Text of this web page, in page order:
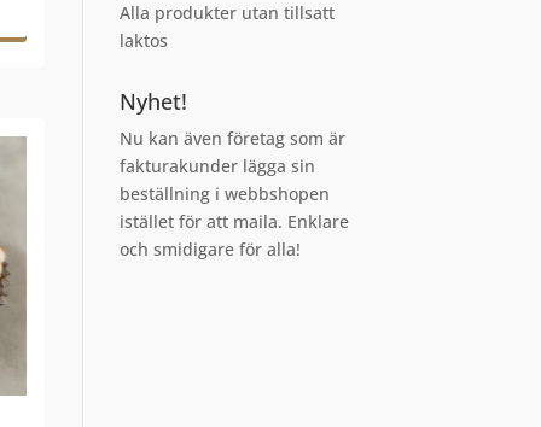
Alla produkter utan tillsatt
laktos
Nyhet!
Nu kan även företag som är
fakturakunder lägga sin
beställning i webbshopen
istället för att maila. Enklare
och smidigare för alla!